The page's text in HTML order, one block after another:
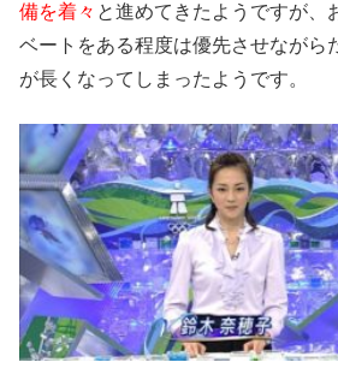
備を着々 と進めてきたようですが、
ベートをある程度は優先させながら
が長くなってしまったようです。